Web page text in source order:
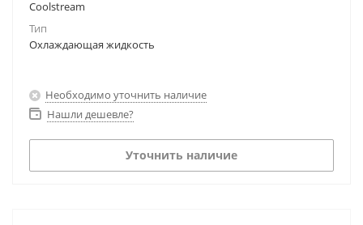
Coolstream
Тип
Охлаждающая жидкость
Необходимо уточнить наличие
Нашли дешевле?
Уточнить наличие